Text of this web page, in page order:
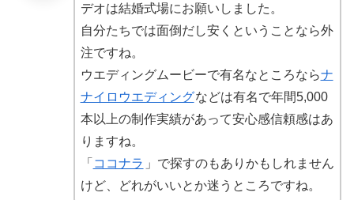
デオは結婚式場にお願いしました。
自分たちでは面倒だし安くということなら外
注ですね。
ウエディングムービーで有名なところならナ
ナイロウエディングなどは有名で年間5,000
本以上の制作実績があって安心感信頼感はあ
りますね。
「 ココナラ 」で探すのもありかもしれません
けど、どれがいいとか迷うところですね。